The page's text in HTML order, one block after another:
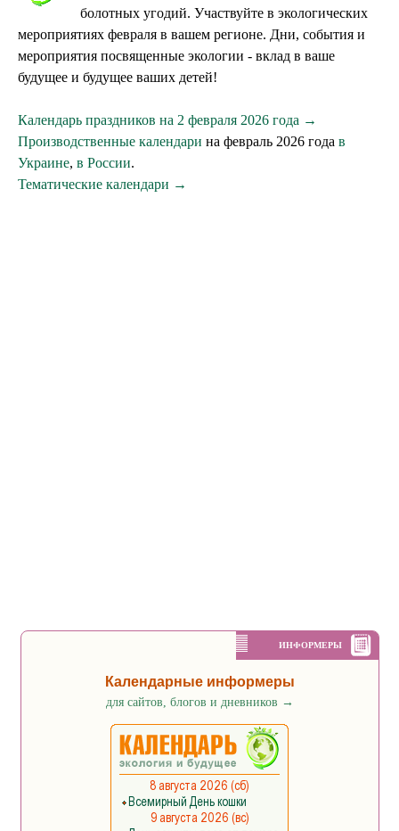
болотных угодий. Участвуйте в экологических
мероприятиях февраля в вашем регионе. Дни, события и
мероприятия посвященные экологии - вклад в ваше
будущее и будущее ваших детей!
Календарь праздников на 2 февраля 2026 года →
Производственные календари на февраль 2026 года в
Украине, в России.
Тематические календари →
ИНФОРМЕРЫ
Календарные информеры
для сайтов, блогов и дневников →